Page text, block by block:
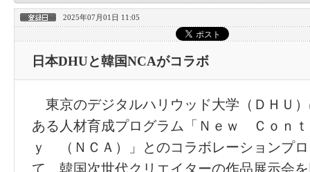
2025年07月01日 11:05
日本DHUと韓国NCAがコラボ
東京のデジタルハリウッド大学（ＤＨＵ
ある人材育成プログラム「Ｎｅｗ Ｃｏｎ
ｙ （ＮＣＡ）」とのコラボレーションプ
て、韓国次世代クリエイターの作品展示会